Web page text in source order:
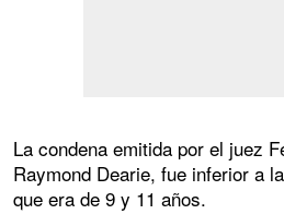
La condena emitida por el juez
Raymond Dearie, fue inferior a
que era de 9 y 11 años.